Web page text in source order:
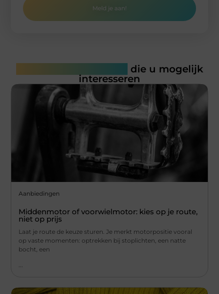
Meld je aan!
die u mogelijk
interesseren
Aanbiedingen
Middenmotor of voorwielmotor: kies op je route,
niet op prijs
Laat je route de keuze sturen. Je merkt motorpositie vooral
op vaste momenten: optrekken bij stoplichten, een natte
bocht, een
...